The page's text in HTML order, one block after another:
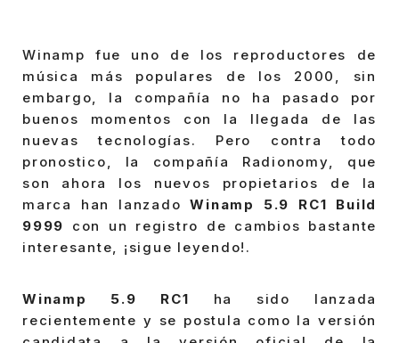
Winamp fue uno de los reproductores de
música más populares de los 2000, sin
embargo, la compañía no ha pasado por
buenos momentos con la llegada de las
nuevas tecnologías. Pero contra todo
pronostico, la compañía Radionomy, que
son ahora los nuevos propietarios de la
marca han lanzadoWinamp 5.9 RC1 Build
9999 con un registro de cambios bastante
interesante, ¡sigue leyendo!.
Winamp 5.9 RC1 ha sido lanzada
recientemente y se postula como la versión